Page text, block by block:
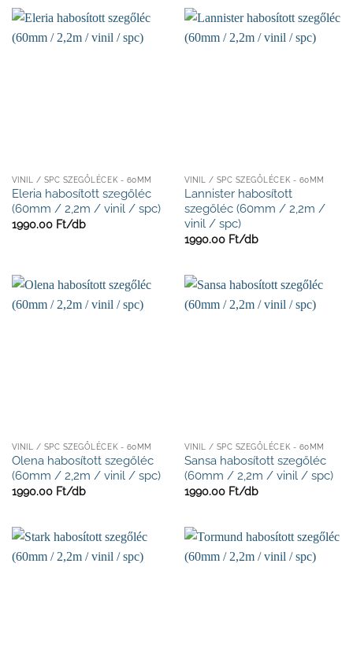
VINIL / SPC SZEGŐLÉCEK - 60MM
Eleria habosított szegőléc
(60mm / 2,2m / vinil / spc)
1990.00 Ft/db
VINIL / SPC SZEGŐLÉCEK - 60MM
Lannister habosított
szegőléc (60mm / 2,2m /
vinil / spc)
1990.00 Ft/db
VINIL / SPC SZEGŐLÉCEK - 60MM
Olena habosított szegőléc
(60mm / 2,2m / vinil / spc)
1990.00 Ft/db
VINIL / SPC SZEGŐLÉCEK - 60MM
Sansa habosított szegőléc
(60mm / 2,2m / vinil / spc)
1990.00 Ft/db